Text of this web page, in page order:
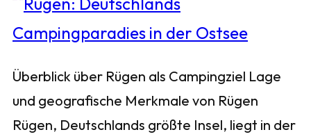
Überblick über Rügen als Campingziel Lage
und geografische Merkmale von Rügen
Rügen, Deutschlands größte Insel, liegt in der